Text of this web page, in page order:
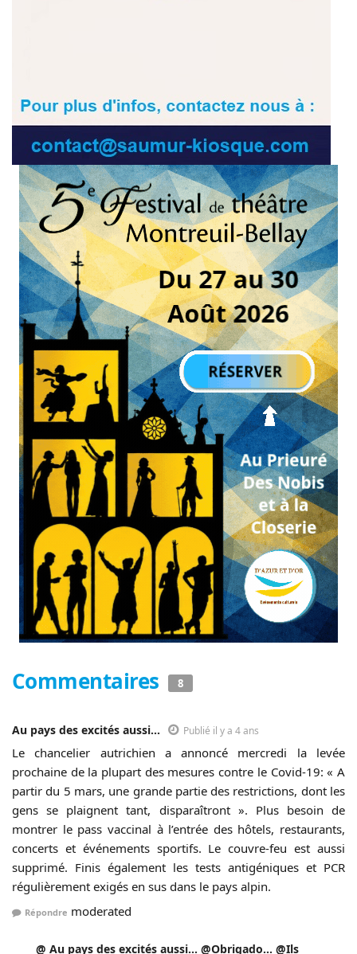
Commentaires 8
Au pays des excités aussi... Publié il y a 4 ans
Le chancelier autrichien a annoncé mercredi la levée
prochaine de la plupart des mesures contre le Covid-19: « A
partir du 5 mars, une grande partie des restrictions, dont les
gens se plaignent tant, disparaîtront ». Plus besoin de
montrer le pass vaccinal à l’entrée des hôtels, restaurants,
concerts et événements sportifs. Le couvre-feu est aussi
supprimé. Finis également les tests antigéniques et PCR
régulièrement exigés en sus dans le pays alpin.
Répondre moderated
@ Au pays des excités aussi... @Obrigado... @Ils